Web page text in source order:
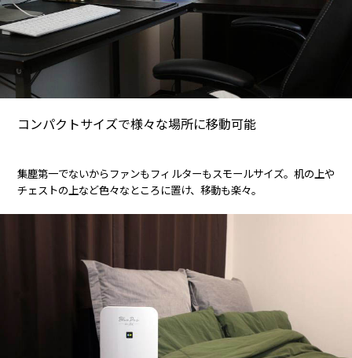
コンパクトサイズで様々な場所に移動可能
集塵第一でないからファンもフィルターもスモールサイズ。机の上や
チェストの上など色々なところに置け、移動も楽々。